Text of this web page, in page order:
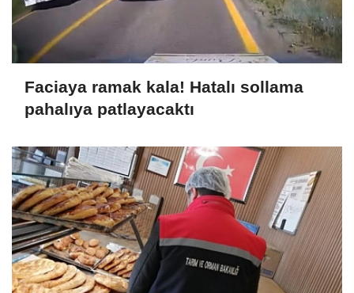
Faciaya ramak kala! Hatalı sollama
pahalıya patlayacaktı